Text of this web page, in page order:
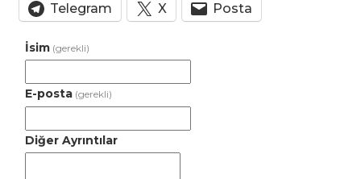
Telegram
X Posta
İsim (gerekli)
E-posta (gerekli)
Diğer Ayrıntılar